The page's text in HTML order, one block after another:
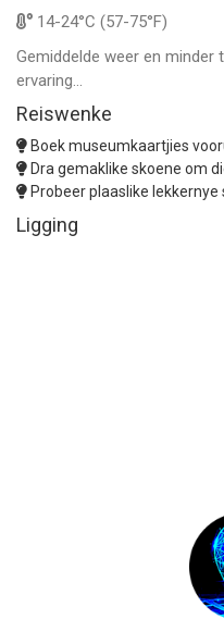
14-24°C (57-75°F)
Gemiddelde weer en
ervaring...
Reiswenke
Boek museumkaartjies
Dra gemaklike skoene om
Probeer plaaslike
Ligging